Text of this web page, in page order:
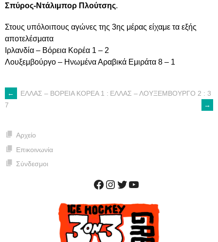
Σπύρος-Ντάλιμπορ Πλούτσης.
Στους υπόλοιπους αγώνες της 3ης μέρας είχαμε τα εξής
αποτελέσματα
Ιρλανδία – Βόρεια Κορέα 1 – 2
Λουξεμβούργο – Ηνωμένα Αραβικά Εμιράτα 8 – 1
POST
NAVIGATION
←
ΕΛΛΑΣ – ΒΟΡΕΙΑ ΚΟΡΕΑ 1 :
7
ΕΛΛΑΣ – ΛΟΥΞΕΜΒΟΥΡΓΟ 2 : 3
→
Αρχείο
Επικοινωνία
Σύνδεσμοι
Facebook
Instagram
Twitter
YouTube